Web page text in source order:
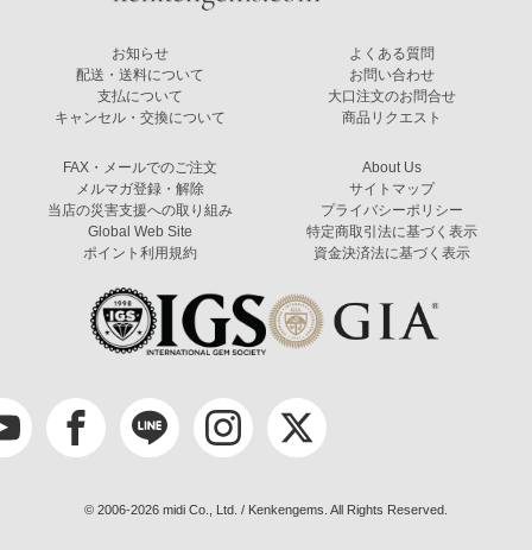
お知らせ
配送・送料について
支払について
キャンセル・交換について
よくある質問
お問い合わせ
大口注文のお問合せ
商品リクエスト
FAX・メールでのご注文
メルマガ登録・解除
当店の災害支援への取り組み
Global Web Site
ポイント利用規約
About Us
サイトマップ
プライバシーポリシー
特定商取引法に基づく表示
資金決済法に基づく表示
© 2006-2026 midi Co., Ltd. / Kenkengems. All Rights Reserved.